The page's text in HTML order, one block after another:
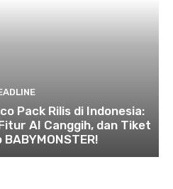
Pack Rilis di Indonesia:
AI Canggih, dan Tiket